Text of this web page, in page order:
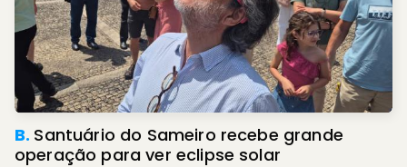
B. Santuário do Sameiro recebe grande
operação para ver eclipse solar